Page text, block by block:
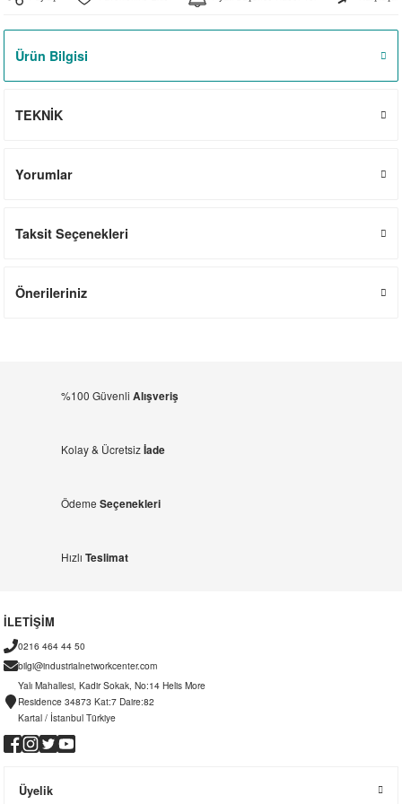
Anahtarlar
Anahtarlar
Ürün Bilgisi
TEKNİK
Yorumlar
Taksit Seçenekleri
Önerileriniz
%100 Güvenli Alışveriş
Kolay & Ücretsizİade
Ödeme Seçenekleri
Hızlı Teslimat
İLETİŞİM
0216 464 44 50
bilgi@industrialnetworkcenter.com
Yalı Mahallesi, Kadir Sokak, No:14 Helis More
Residence 34873 Kat:7 Daire:82
Kartal / İstanbul Türkiye
Üyelik